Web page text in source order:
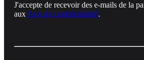
J'accepte de recevoir des e-mails de la
aux Avis de confidentialité.